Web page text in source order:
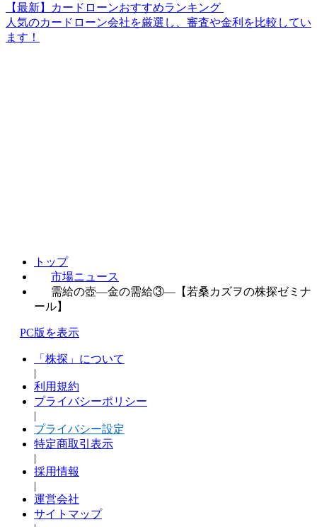
【最新】カードローンおすすめランキング
人気のカードローン会社を厳選し、審査や金利を比較してい
ます！
トップ
市場ニュース
需給の壺―金の需給③―【若桑カズヲの株探ゼミナ
ール】
PC版を表示
「株探」について
|
利用規約
プライバシーポリシー
|
プライバシー設定
特定商取引表示
|
採用情報
|
運営会社
サイトマップ